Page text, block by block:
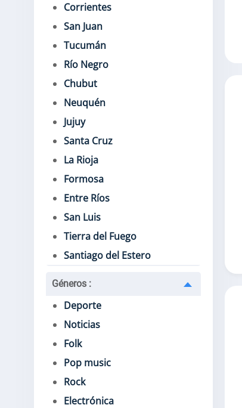
Corrientes
San Juan
Tucumán
Río Negro
Chubut
Neuquén
Jujuy
Santa Cruz
La Rioja
Formosa
Entre Ríos
San Luis
Tierra del Fuego
Santiago del Estero
Géneros :
Deporte
Noticias
Folk
Pop music
Rock
Electrónica